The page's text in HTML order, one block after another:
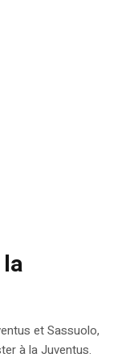
et Sassuolo,
à la Juventus.